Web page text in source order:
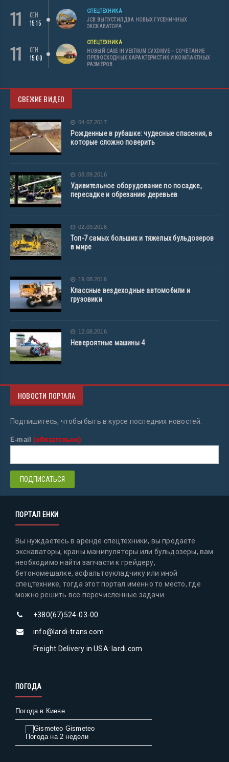
11
СЕН
15:15
СПЕЦТЕХНИКА
JCB ВЫПУСТИЛ ДВА НОВЫХ ГУСЕНИЧНЫХ
ЭКСКАВАТОРА
11
СЕН
15:00
СПЕЦТЕХНИКА
НОВЫЙ CASE IH VESTRUM CVXDRIVE – СОЧЕТАНИЕ
ПРЕВОСХОДНЫХ ХАРАКТЕРИСТИК И КОМПАКТНЫХ
РАЗМЕРОВ
СВЕЖИЕ ВИДЕО
04.07.2017
Рожденные в рубашке: чудесные спасения, в
которые сложно поверить
08.09.2016
Удивительное оборудование по посадке,
пересадке и обрезанию деревьев
02.09.2016
Топ-7 самых больших и тяжелых бульдозеров
в мире
19.08.2016
Классные вездеходные автомобили и
грузовики
12.08.2016
Невероятные машины 4
НОВОСТИ ПОРТАЛА
Подпишитесь, чтобы быть в курсе последних новостей.
E-mail(обязательно)
ПОРТАЛ ЕНКИ
Вы нуждаетесь в аренде спецтехники, вы продаете
экскаваторы, краны манипуляторы или бульдозеры, вам
необходимо найти запчасти к грейдеру,
бетономешалке, асфальтоукладчику или иной
спецтехнике, тогда этот портал именно то место, где
можно решить все перечисленные задачи.
+380(67)524-03-00
info@lardi-trans.com
Freight Delivery in USA: lardi.com
ПОГОДА
Погода в Киеве
Gismeteo
Погода на 2 недели